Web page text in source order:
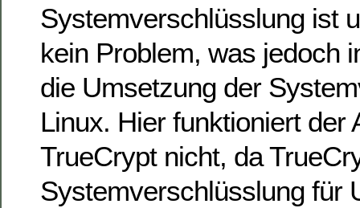
Systemverschlüsslung ist
kein Problem, was jedoch
die Umsetzung der
Linux. Hier funktioniert der
TrueCrypt nicht, da
Systemverschlüsslung für